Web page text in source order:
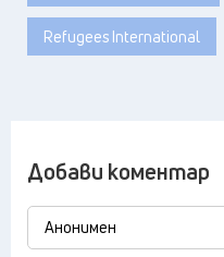
Refugees International
Добави коментар